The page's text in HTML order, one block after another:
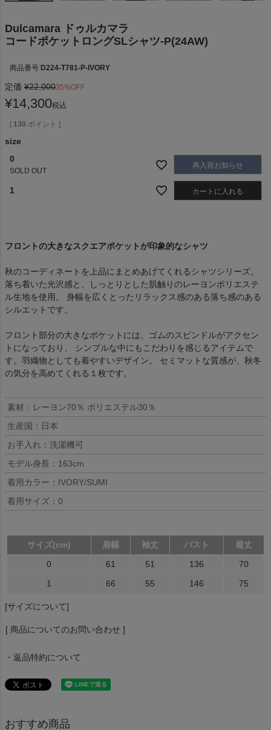
Dulcamara ドゥルカマラ
コードポケットロングSLシャツ-P(24AW)
商品番号 D224-T781-P-IVORY
定価 ¥22,00035%OFF
¥14,300税込
[ 130 ポイント ]
size
0
SOLD OUT
再入荷お知らせ
1 カートに入れる
フロントの大きなスクエアポケットが印象的なシャツ
秋のコーディネートを上品にまとめあげてくれるシャツシリーズ。
落ち着いた光沢感と、しっとりとした肌触りのレーヨンポリエステ
ル生地を使用。 身幅を広くとったリラックス感のある落ち感のある
シルエットです。
フロント部分の大きなポケットには、ゴムのスピンドルがアクセン
トになっており、 シンプルな中にもこだわりを感じるアイテムで
す。羽織物としても着やすいデザイン。 セミマットな質感が、秋冬
の気分を高めてくれる１枚です。
素材：レーヨン70％ ポリエステル30％
生産国：日本
お手入れ：洗濯機可
モデル身長：163cm
着用カラー：IVORY/SUMI
着用サイズ：0
サイズ(cm) 肩幅 袖丈 バスト
着丈
0
61 51 136
70
1
66 55 146 75
[サイズについて]
[ 商品についてのお問い合わせ ]
・返品特約について
おすすめ商品